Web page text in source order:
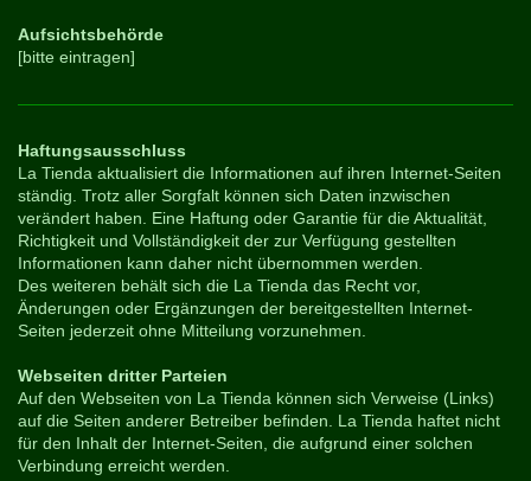
Aufsichtsbehörde
[bitte eintragen]
Haftungsausschluss
La Tienda aktualisiert die Informationen auf ihren Internet-Seiten
ständig. Trotz aller Sorgfalt können sich Daten inzwischen
verändert haben. Eine Haftung oder Garantie für die Aktualität,
Richtigkeit und Vollständigkeit der zur Verfügung gestellten
Informationen kann daher nicht übernommen werden.
Des weiteren behält sich die La Tienda das Recht vor,
Änderungen oder Ergänzungen der bereitgestellten Internet-
Seiten jederzeit ohne Mitteilung vorzunehmen.
Webseiten dritter Parteien
Auf den Webseiten von La Tienda können sich Verweise (Links)
auf die Seiten anderer Betreiber befinden. La Tienda haftet nicht
für den Inhalt der Internet-Seiten, die aufgrund einer solchen
Verbindung erreicht werden.